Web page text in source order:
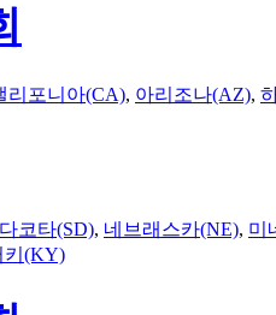
리포니아(CA), 아리조나(AZ),
코타(SD), 네브래스카(NE), 미
키(KY)